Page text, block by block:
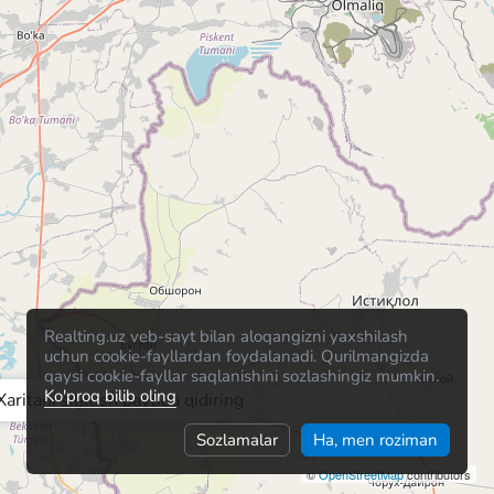
Realting.uz veb-sayt bilan aloqangizni yaxshilash
uchun cookie-fayllardan foydalanadi. Qurilmangizda
qaysi cookie-fayllar saqlanishini sozlashingiz mumkin.
Ko'proq bilib oling
Sozlamalar
Ha, men roziman
©OpenStreetMapcontributors
siljitish paytida qidiring